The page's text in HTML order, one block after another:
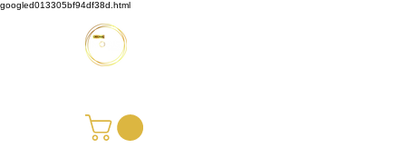
googled013305bf94df38d.html